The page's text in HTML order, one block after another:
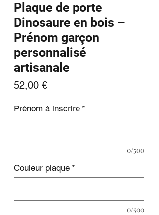
Plaque de porte
Dinosaure en bois –
Prénom garçon
personnalisé
artisanale
52,00 €Prix
Prénom à inscrire *
0/500
Couleur plaque *
0/500